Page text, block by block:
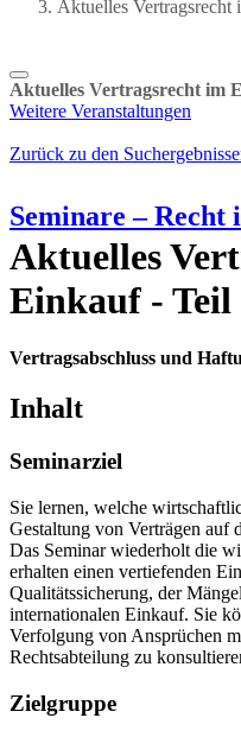
Aktuelles Vertragsrecht
Aktuelles Vertragsrecht im
Weitere Veranstaltungen
Zurück zu den
Seminare –
Aktuelles
Einkauf - Teil
Vertragsabschluss und
Inhalt
Seminarziel
Sie lernen, welche
Gestaltung von Verträgen auf
Das Seminar wiederholt die
erhalten einen vertiefenden
Qualitätssicherung, der
internationalen Einkauf. Sie
Verfolgung von Ansprüchen
Rechtsabteilung zu
Zielgruppe